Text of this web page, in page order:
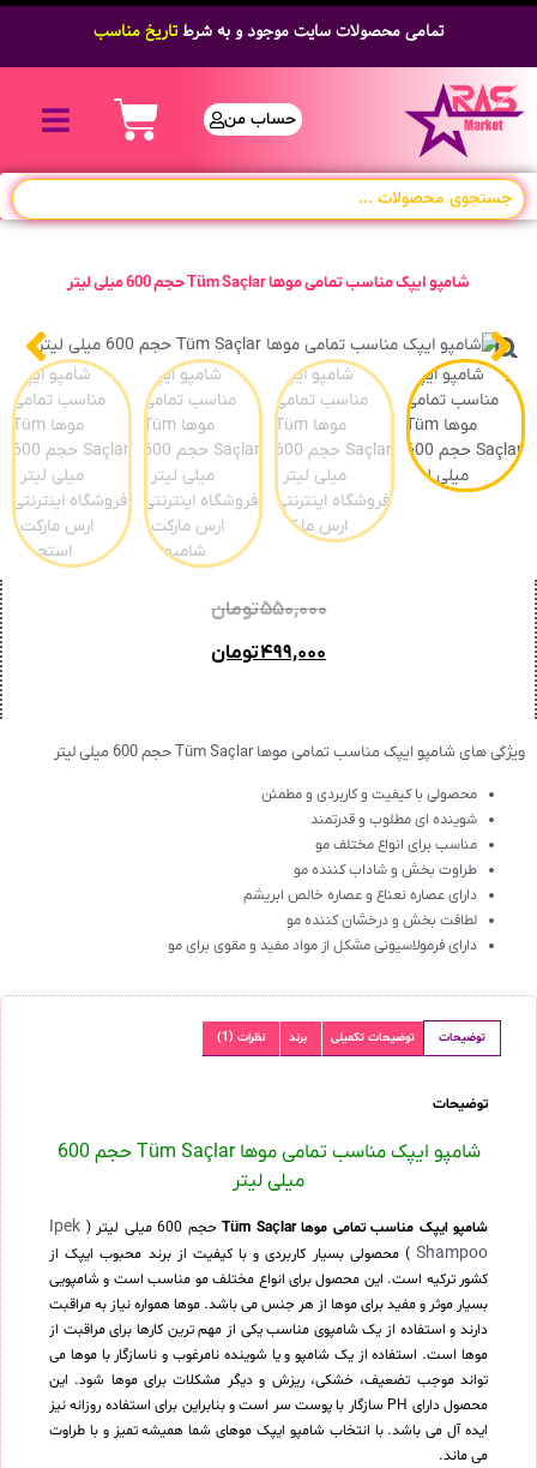
تمامی محصولات سایت موجود و به شرطتاریخ مناسب
حساب من
شامپو ایپک مناسب تمامی موها Tüm Saçlar حجم 600 میلی لیتر
۵۵۰,۰۰۰تومان
۴۹۹,۰۰۰تومان
ویژگی های شامپو ایپک مناسب تمامی موها Tüm Saçlar حجم 600 میلی لیتر
محصولی با کیفیت و کاربردی و مطمئن
شوینده ای مطلوب و قدرتمند
مناسب برای انواع مختلف مو
طراوت بخش و شاداب کننده مو
دارای عصاره نعناع و عصاره خالص ابریشم
لطافت بخش و درخشان کننده مو
دارای فرمولاسیونی مشکل از مواد مفید و مقوی برای مو
توضیحات توضیحات تکمیلی برند نظرات (1)
توضیحات
شامپو ایپک مناسب تمامی موها Tüm Saçlar حجم 600
میلی لیتر
شامپو ایپک مناسب تمامی موها Tüm Saçlar حجم 600 میلی لیتر (
Ipek
Shampoo ) محصولی بسیار کاربردی و با کیفیت از برند محبوب ایپک از
کشور ترکیه است. این محصول برای انواع مختلف مو مناسب است و شامپویی
بسیار موثر و مفید برای موها از هر جنس می باشد. موها همواره نیاز به مراقبت
دارند و استفاده از یک شامپوی مناسب یکی از مهم ترین کارها برای مراقبت از
موها است. استفاده از یک شامپو و یا شوینده نامرغوب و ناسازگار با موها می
تواند موجب تضعیف، خشکی، ریزش و دیگر مشکلات برای موها شود. این
محصول دارای PH سازگار با پوست سر است و بنابراین برای استفاده روزانه نیز
ایده آل می باشد. با انتخاب شامپو ایپک موهای شما همیشه تمیز و با طراوت
می ماند.